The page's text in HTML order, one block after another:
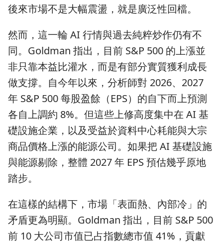
後來市場不是大幅震盪，就是廣泛性回檔。
然而，這一輪 AI 行情與過去純粹炒作仍有不
同。Goldman 指出，目前 S&P 500 的上漲並
非只靠本益比灌水，而是有部分實質獲利成長
做支撐。自今年以來，分析師對 2026、2027
年 S&P 500 每股盈餘（EPS）的自下而上預測
各自上調約 8%。但這些上修高度集中在 AI 基
礎設施企業，以及受益於資料中心耗能與大宗
商品價格上漲的能源公司。如果把 AI 基礎設施
與能源剔除，整體 2027 年 EPS 預估幾乎原地
踏步。
在這樣的結構下，市場「表面熱、內部冷」的
矛盾更為明顯。Goldman 指出，目前 S&P 500
前 10 大公司市值已占指數總市值 41%，貢獻